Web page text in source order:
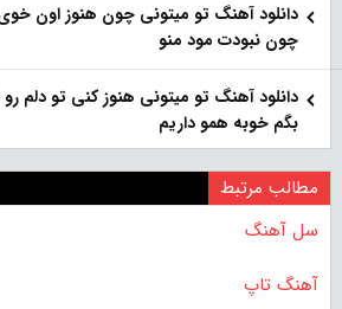
دانلود آهنگ تو میتونی چون هنوز اون
چون نبودت مود منو
دانلود آهنگ تو میتونی هنوز کنی تو دلم
بگم خوبه همو داریم
مطالب مرتبط
سل آهنگ
آهنگ تاپ